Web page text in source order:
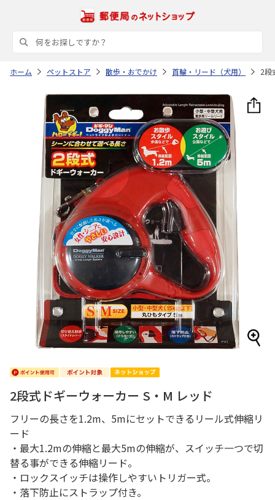
ホーム ペットストア 散歩・おでかけ 首輪・リード（犬用） 2段
2段式ドギーウォーカー S・M レッド
フリーの長さを1.2m、5mにセットできるリール式伸縮リ
ード
・最大1.2mの伸縮と最大5mの伸縮が、スイッチ一つで切
替る事ができる伸縮リード。
・ロックスイッチは操作しやすいトリガー式。
・落下防止にストラップ付き。